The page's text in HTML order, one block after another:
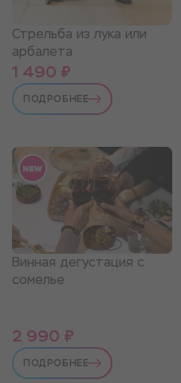
Стрельба из лука или
арбалета
1 490 ₽
ПОДРОБНЕЕ
Винная дегустация с
сомелье
2 990 ₽
ПОДРОБНЕЕ